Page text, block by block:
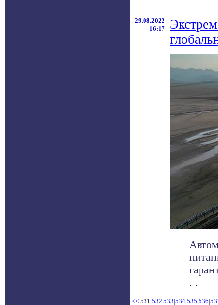
29.08.2022
16:17
. .
<< 531|532|533|534|535|536|